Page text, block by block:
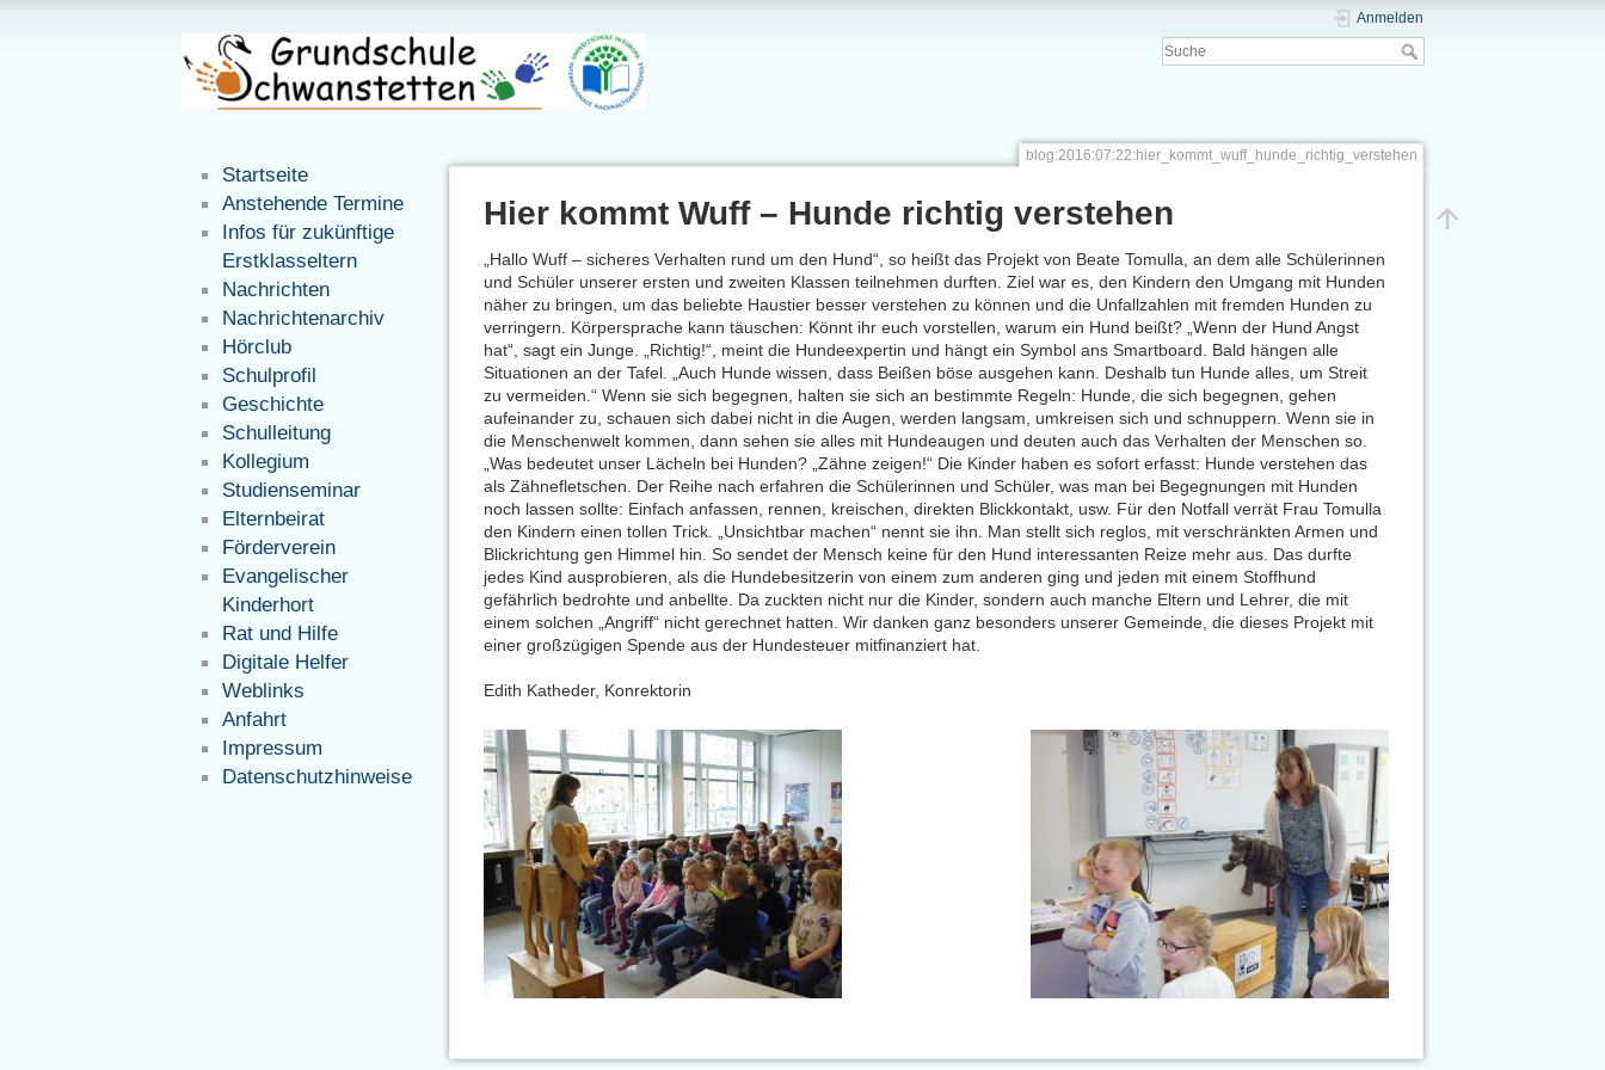
Anmelden
Startseite
Anstehende Termine
Infos für zukünftige
Erstklasseltern
Nachrichten
Nachrichtenarchiv
Hörclub
Schulprofil
Geschichte
Schulleitung
Kollegium
Studienseminar
Elternbeirat
Förderverein
Evangelischer
Kinderhort
Rat und Hilfe
Digitale Helfer
Weblinks
Anfahrt
Impressum
Datenschutzhinweise
blog:2016:07:22:hier_kommt_wuff_hunde_richtig_verstehen
Hier kommt Wuff – Hunde richtig verstehen
„Hallo Wuff – sicheres Verhalten rund um den Hund“, so heißt das Projekt von Beate Tomulla, an dem alle Schülerinnen
und Schüler unserer ersten und zweiten Klassen teilnehmen durften. Ziel war es, den Kindern den Umgang mit Hunden
näher zu bringen, um das beliebte Haustier besser verstehen zu können und die Unfallzahlen mit fremden Hunden zu
verringern. Körpersprache kann täuschen: Könnt ihr euch vorstellen, warum ein Hund beißt? „Wenn der Hund Angst
hat“, sagt ein Junge. „Richtig!“, meint die Hundeexpertin und hängt ein Symbol ans Smartboard. Bald hängen alle
Situationen an der Tafel. „Auch Hunde wissen, dass Beißen böse ausgehen kann. Deshalb tun Hunde alles, um Streit
zu vermeiden.“ Wenn sie sich begegnen, halten sie sich an bestimmte Regeln: Hunde, die sich begegnen, gehen
aufeinander zu, schauen sich dabei nicht in die Augen, werden langsam, umkreisen sich und schnuppern. Wenn sie in
die Menschenwelt kommen, dann sehen sie alles mit Hundeaugen und deuten auch das Verhalten der Menschen so.
„Was bedeutet unser Lächeln bei Hunden? „Zähne zeigen!“ Die Kinder haben es sofort erfasst: Hunde verstehen das
als Zähnefletschen. Der Reihe nach erfahren die Schülerinnen und Schüler, was man bei Begegnungen mit Hunden
noch lassen sollte: Einfach anfassen, rennen, kreischen, direkten Blickkontakt, usw. Für den Notfall verrät Frau Tomulla
den Kindern einen tollen Trick. „Unsichtbar machen“ nennt sie ihn. Man stellt sich reglos, mit verschränkten Armen und
Blickrichtung gen Himmel hin. So sendet der Mensch keine für den Hund interessanten Reize mehr aus. Das durfte
jedes Kind ausprobieren, als die Hundebesitzerin von einem zum anderen ging und jeden mit einem Stoffhund
gefährlich bedrohte und anbellte. Da zuckten nicht nur die Kinder, sondern auch manche Eltern und Lehrer, die mit
einem solchen „Angriff“ nicht gerechnet hatten. Wir danken ganz besonders unserer Gemeinde, die dieses Projekt mit
einer großzügigen Spende aus der Hundesteuer mitfinanziert hat.
Edith Katheder, Konrektorin